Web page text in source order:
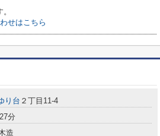
せはこちら
り台 ２丁目11-4
分
造